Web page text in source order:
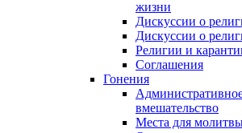
жизни
Дискуссии о
Дискуссии о
Религии и
Соглашения
Гонения
вмешательство
Места для